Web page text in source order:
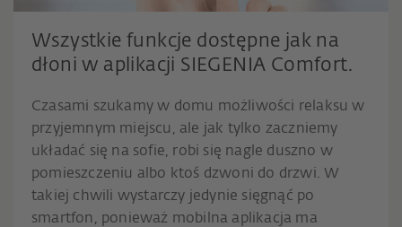
Wszystkie funkcje dostępne jak na
dłoni w aplikacji SIEGENIA Comfort.
Czasami szukamy w domu możliwości relaksu w
przyjemnym miejscu, ale jak tylko zaczniemy
układać się na sofie, robi się nagle duszno w
pomieszczeniu albo ktoś dzwoni do drzwi. W
takiej chwili wystarczy jedynie sięgnąć po
smartfon, ponieważ mobilna aplikacja ma